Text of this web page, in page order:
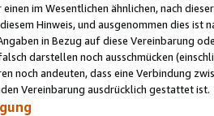
im Wesentlichen ähnlichen, nach
Hinweis, und ausgenommen dies
in Bezug auf diese Vereinbarung
darstellen noch ausschmücken
noch andeuten, dass eine Verbindung
Vereinbarung ausdrücklich gestattet ist.